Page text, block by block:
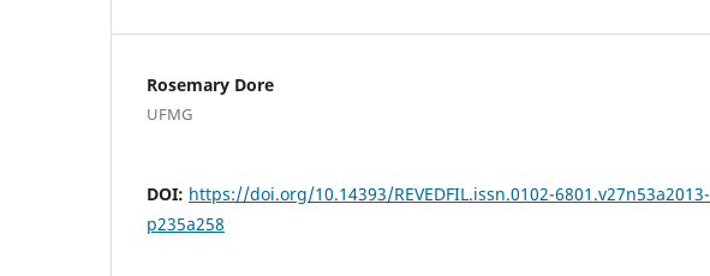
Rosemary Dore
UFMG
DOI: https://doi.org/10.14393/REVEDFIL.issn.0102-6801.v27n53a2013-
p235a258